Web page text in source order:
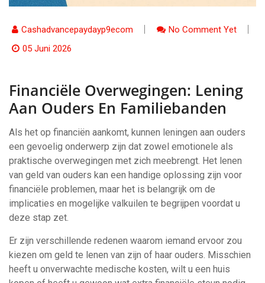
Cashadvancepaydayp9ecom
No Comment Yet
05 Juni 2026
Financiële Overwegingen: Lening
Aan Ouders En Familiebanden
Als het op financiën aankomt, kunnen leningen aan ouders
een gevoelig onderwerp zijn dat zowel emotionele als
praktische overwegingen met zich meebrengt. Het lenen
van geld van ouders kan een handige oplossing zijn voor
financiële problemen, maar het is belangrijk om de
implicaties en mogelijke valkuilen te begrijpen voordat u
deze stap zet.
Er zijn verschillende redenen waarom iemand ervoor zou
kiezen om geld te lenen van zijn of haar ouders. Misschien
heeft u onverwachte medische kosten, wilt u een huis